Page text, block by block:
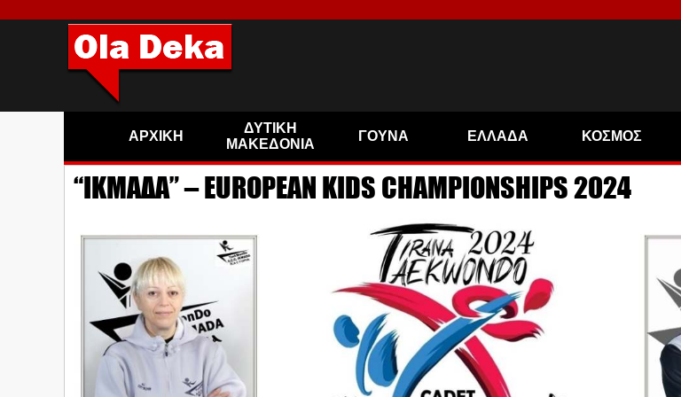
ΑΡΧΙΚΗ
ΔΥΤΙΚΗ
ΜΑΚΕΔΟΝΙΑ
ΓΟΥΝΑ ΕΛΛΑΔΑ ΚΟΣΜΟΣ
“ΙΚΜΑΔΑ” – EUROPEAN KIDS CHAMPIONSHIPS 2024